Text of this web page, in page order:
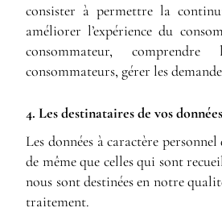
consister à permettre la
améliorer l’expérience du
consommateur,
consommateurs, gérer les
4. Les destinataires de vos données
Les données à caractère
de même que celles qui sont
nous sont destinées en notre
traitement.